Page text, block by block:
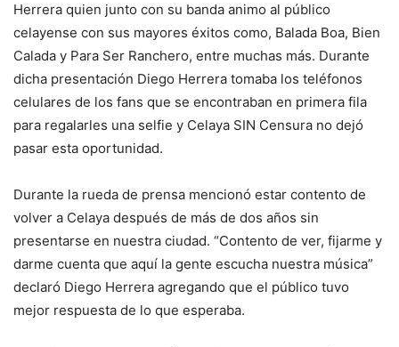
Herrera quien junto con su banda animo al público
celayense con sus mayores éxitos como, Balada Boa, Bien
Calada y Para Ser Ranchero, entre muchas más. Durante
dicha presentación Diego Herrera tomaba los teléfonos
celulares de los fans que se encontraban en primera fila
para regalarles una selfie y Celaya SIN Censura no dejó
pasar esta oportunidad.
Durante la rueda de prensa mencionó estar contento de
volver a Celaya después de más de dos años sin
presentarse en nuestra ciudad. “Contento de ver, fijarme y
darme cuenta que aquí la gente escucha nuestra música”
declaró Diego Herrera agregando que el público tuvo
mejor respuesta de lo que esperaba.